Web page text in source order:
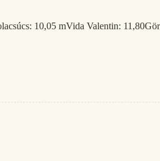
10,05 mVida Valentin: